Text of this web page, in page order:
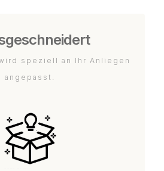
speziell an Ihr Anliegen
angepasst.